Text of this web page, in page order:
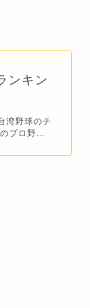
ンキン
湾野球のチ
プロ野...